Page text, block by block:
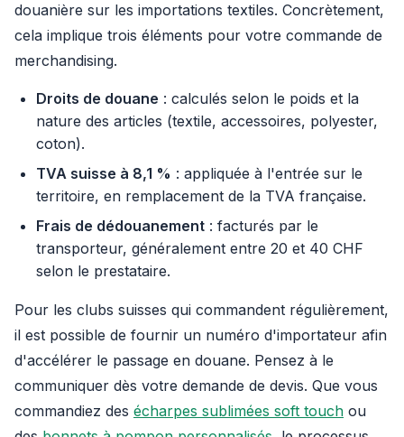
douanière sur les importations textiles. Concrètement,
cela implique trois éléments pour votre commande de
merchandising.
Droits de douane : calculés selon le poids et la
nature des articles (textile, accessoires, polyester,
coton).
TVA suisse à 8,1 % : appliquée à l'entrée sur le
territoire, en remplacement de la TVA française.
Frais de dédouanement : facturés par le
transporteur, généralement entre 20 et 40 CHF
selon le prestataire.
Pour les clubs suisses qui commandent régulièrement,
il est possible de fournir un numéro d'importateur afin
d'accélérer le passage en douane. Pensez à le
communiquer dès votre demande de devis. Que vous
commandiez des écharpes sublimées soft touch ou